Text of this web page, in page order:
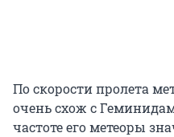
По скорости пролета
очень схож с
частоте его метеоры